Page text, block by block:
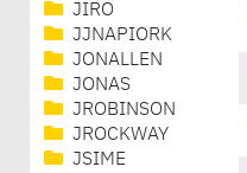
JIRO
JJNAPIORK
JONALLEN
JONAS
JROBINSON
JROCKWAY
JSIME